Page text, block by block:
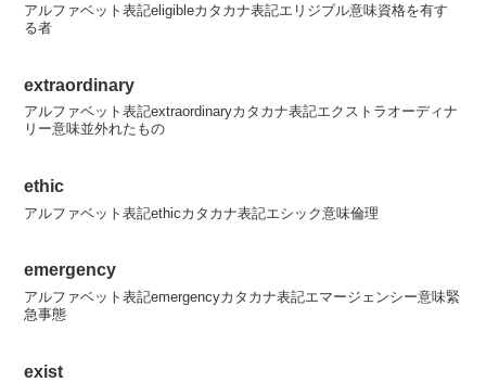
アルファベット表記eligibleカタカナ表記エリジブル意味資格を有す
る者
extraordinary
アルファベット表記extraordinaryカタカナ表記エクストラオーディナ
リー意味並外れたもの
ethic
アルファベット表記ethicカタカナ表記エシック意味倫理
emergency
アルファベット表記emergencyカタカナ表記エマージェンシー意味緊
急事態
exist